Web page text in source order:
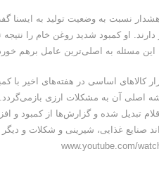
نسبت به وضعیت تولید به ایسنا
دارند. او کمبود شدید روغن خام را
این مسئله به اصلی‌ترین عامل برهم
کالاهای اساسی در هفته‌های اخیر با
اصلی آن به مشکلات ارزی بازمی‌گردد.
تبدیل شده و گزارش‌ها از کمبود و
صنایع غذایی، شیرینی و شکلات و
www.youtube.com/